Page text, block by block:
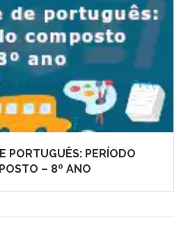
PORTUGUÊS: PERÍODO
– 8º ANO